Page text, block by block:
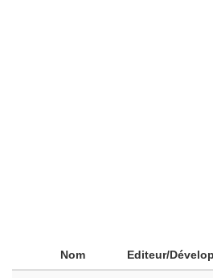
Nom Editeur/